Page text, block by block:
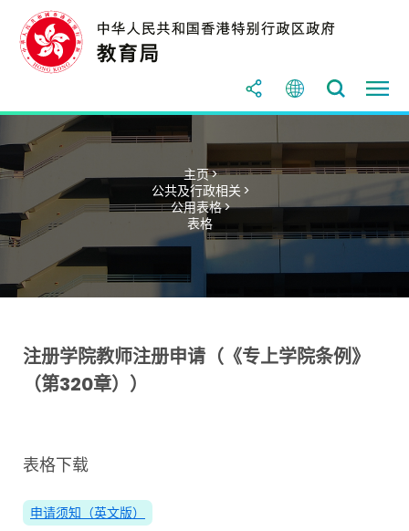
主页 >
公共及行政相关 >
公用表格 >
表格
注册学院教师注册申请（《专上学院条例》
（第320章））
表格下载
申请须知（英文版）